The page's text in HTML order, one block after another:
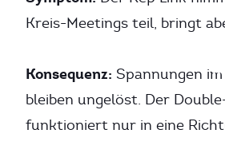
Kreis-Meetings teil, bringt
Konsequenz: Spannungen
bleiben ungelöst. Der
funktioniert nur in eine